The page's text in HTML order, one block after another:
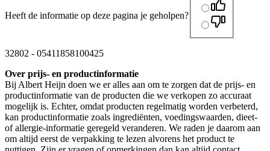
Heeft de informatie op deze pagina je geholpen?
32802 - 05411858100425
Over prijs- en productinformatie
Bij Albert Heijn doen we er alles aan om te zorgen dat de prijs- en
productinformatie van de producten die we verkopen zo accuraat
mogelijk is. Echter, omdat producten regelmatig worden verbeterd,
kan productinformatie zoals ingrediënten, voedingswaarden, dieet-
of allergie-informatie geregeld veranderen. We raden je daarom aan
om altijd eerst de verpakking te lezen alvorens het product te